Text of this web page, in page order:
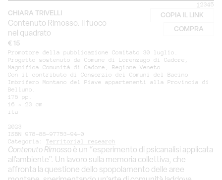
1 2345
CHIARA TRIVELLI
Contenuto Rimosso. Il fuoco
nel quadrato
€ 15
COPIA IL LINK
COMPRA
Promotore della pubblicazione Comitato 30 luglio.
Progetto sostenuto da Comune di Lorenzago di Cadore,
Magnifica Comunità di Cadore, Regione Veneto.
Con il contributo di Consorzio dei Comuni del Bacino
Imbrifero Montano del Piave appartenenti alla Provincia di
Belluno.
176 pp.
16 × 23 cm
ita
2023
ISBN 978-88-97753-94-0
Categoria: Territorial research
Contenuto Rimosso è un “esperimento di psicanalisi applicata
all’ambiente”. Un lavoro sulla memoria collettiva, che
affronta la questione dello spopolamento delle aree